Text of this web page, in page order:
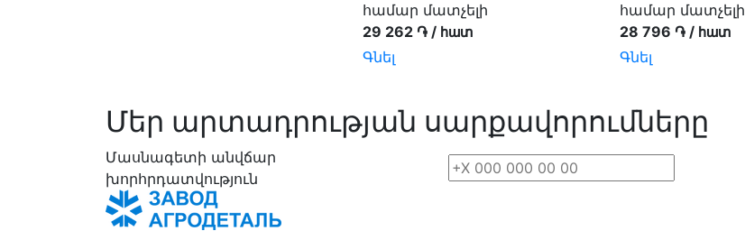
համար մատչելի
29 262 ֏ / հատ
Գնել
համար մատչելի
28 796 ֏ / հատ
Գնել
Մեր արտադրության սարքավորումները
Մասնագետի անվճար
խորհրդատվություն